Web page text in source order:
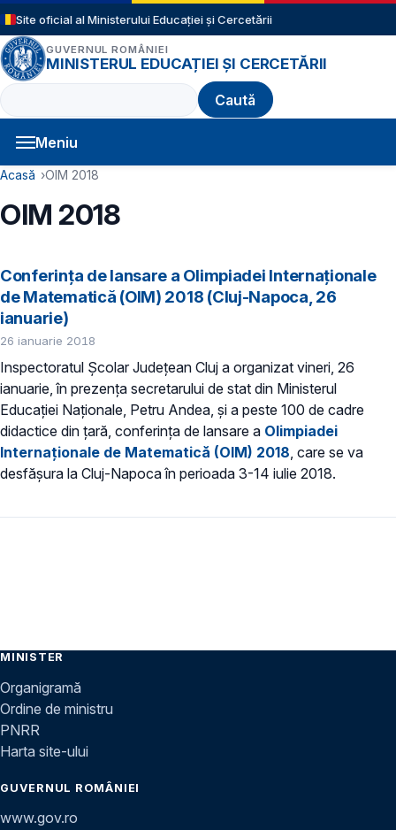
Sari la conținutul principal
Site oficial al Ministerului Educației și Cercetării
GUVERNUL ROMÂNIEI
MINISTERUL EDUCAȚIEI ȘI CERCETĂRII
Caută
Meniu
Navigație principală
Cale de navigare
Acasă OIM 2018
OIM 2018
Conferința de lansare a Olimpiadei Internaţionale
de Matematică (OIM) 2018 (Cluj-Napoca, 26
ianuarie)
26 ianuarie 2018
Inspectoratul Şcolar Judeţean Cluj a organizat vineri, 26
ianuarie, în prezenţa secretarului de stat din Ministerul
Educației Naționale, Petru Andea, şi a peste 100 de cadre
didactice din ţară, conferința de lansare a Olimpiadei
Internaţionale de Matematică (OIM) 2018, care se va
desfășura la Cluj-Napoca în perioada 3-14 iulie 2018.
MINISTER
Organigramă
Ordine de ministru
PNRR
Harta site-ului
GUVERNUL ROMÂNIEI
www.gov.ro